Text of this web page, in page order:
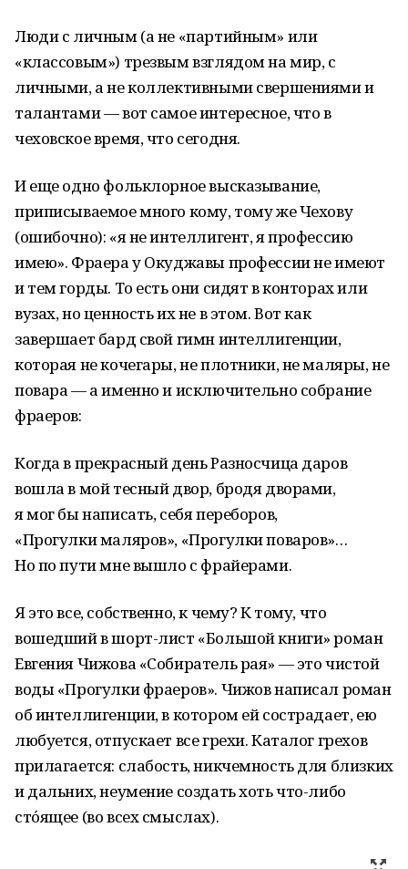
Люди с личным (а не «партийным» или
«классовым») трезвым взглядом на мир, с
личными, а не коллективными свершениями и
талантами — вот самое интересное, что в
чеховское время, что сегодня.
И еще одно фольклорное высказывание,
приписываемое много кому, тому же Чехову
(ошибочно): «я не интеллигент, я профессию
имею». Фраера у Окуджавы профессии не имеют
и тем горды. То есть они сидят в конторах или
вузах, но ценность их не в этом. Вот как
завершает бард свой гимн интеллигенции,
которая не кочегары, не плотники, не маляры, не
повара — а именно и исключительно собрание
фраеров:
Когда в прекрасный день Разносчица даров
вошла в мой тесный двор, бродя дворами,
я мог бы написать, себя переборов,
«Прогулки маляров», «Прогулки поваров»…
Но по пути мне вышло с фрайерами.
Я это все, собственно, к чему? К тому, что
вошедший в шорт-лист «Большой книги» роман
Евгения Чижова «Собиратель рая» — это чистой
воды «Прогулки фраеров». Чижов написал роман
об интеллигенции, в котором ей сострадает, ею
любуется, отпускает все грехи. Каталог грехов
прилагается: слабость, никчемность для близких
и дальних, неумение создать хоть что-либо
сто́ящее (во всех смыслах).